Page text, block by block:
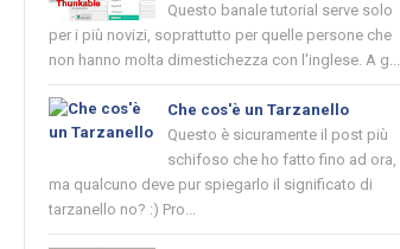
Questo banale tutorial serve solo
per i più novizi, soprattutto per quelle persone che
non hanno molta dimestichezza con l'inglese. A g...
Che cos'è un Tarzanello
Questo è sicuramente il post più
schifoso che ho fatto fino ad ora,
ma qualcuno deve pur spiegarlo il significato di
tarzanello no? :) Pro...